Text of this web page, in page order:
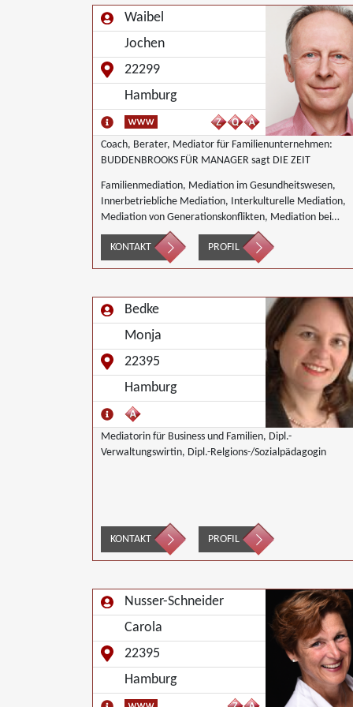
Waibel
Jochen
22299
Hamburg
Coach, Berater, Mediator für Familienunternehmen:
BUDDENBROOKS FÜR MANAGER sagt DIE ZEIT
Familienmediation, Mediation im Gesundheitswesen,
Innerbetriebliche Mediation, Interkulturelle Mediation,
Mediation von Generationskonflikten, Mediation bei
Gesellschafterkonflikten, Mediation bei Team- und
Gruppenkonflikten, Mediation von
Unternehmensnachfolgen, Landwirtschaft
KONTAKT PROFIL
Bedke
Monja
22395
Hamburg
Mediatorin für Business und Familien, Dipl.-
Verwaltungswirtin, Dipl.-Relgions-/Sozialpädagogin
KONTAKT PROFIL
Nusser-Schneider
Carola
22395
Hamburg